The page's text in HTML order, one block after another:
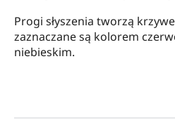
Progi słyszenia tworzą
zaznaczane są kolorem
niebieskim.